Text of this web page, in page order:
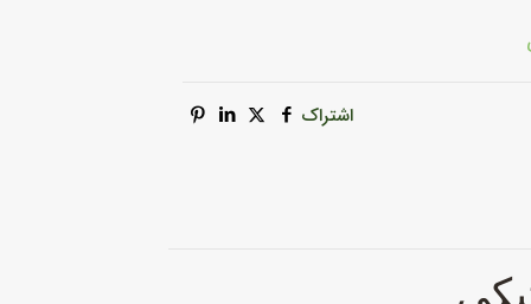
اشتراک